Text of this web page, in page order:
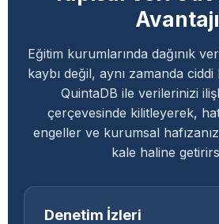
Avantajı
Eğitim kurumlarında dağınık
kaybı değil, aynı zamanda ciddi
QuintaDB ile verilerinizi
çerçevesinde kilitleyerek,
engeller ve kurumsal
kale haline
Denetim İzleri